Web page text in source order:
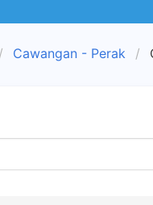
Cawangan - Perak